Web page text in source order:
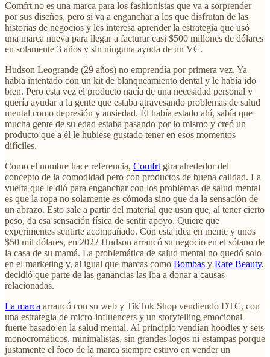
Comfrt no es una marca para los fashionistas que va a sorprender
por sus diseños, pero sí va a enganchar a los que disfrutan de las
historias de negocios y les interesa aprender la estrategia que usó
una marca nueva para llegar a facturar casi $500 millones de dólares
en solamente 3 años y sin ninguna ayuda de un VC.
Hudson Leogrande (29 años) no emprendía por primera vez. Ya
había intentado con un kit de blanqueamiento dental y le había ido
bien. Pero esta vez el producto nacía de una necesidad personal y
quería ayudar a la gente que estaba atravesando problemas de salud
mental como depresión y ansiedad. Él había estado ahí, sabía que
mucha gente de su edad estaba pasando por lo mismo y creó un
producto que a él le hubiese gustado tener en esos momentos
difíciles.
Como el nombre hace referencia, Comfrt gira alrededor del
concepto de la comodidad pero con productos de buena calidad. La
vuelta que le dió para enganchar con los problemas de salud mental
es que la ropa no solamente es cómoda sino que da la sensación de
un abrazo. Esto sale a partir del material que usan que, al tener cierto
peso, da esa sensación física de sentir apoyo. Quiere que
experimentes sentirte acompañado. Con esta idea en mente y unos
$50 mil dólares, en 2022 Hudson arrancó su negocio en el sótano de
la casa de su mamá. La problemática de salud mental no quedó solo
en el marketing y, al igual que marcas como Bombas y Rare Beauty,
decidió que parte de las ganancias las iba a donar a causas
relacionadas.
La marca arrancó con su web y TikTok Shop vendiendo DTC, con
una estrategia de micro-influencers y un storytelling emocional
fuerte basado en la salud mental. Al principio vendían hoodies y sets
monocromáticos, minimalistas, sin grandes logos ni estampas porque
justamente el foco de la marca siempre estuvo en vender un